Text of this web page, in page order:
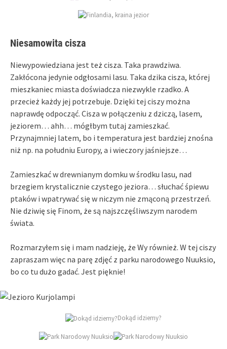
Niesamowita cisza
Niewypowiedziana jest też cisza. Taka prawdziwa.
Zakłócona jedynie odgłosami lasu. Taka dzika cisza, której
mieszkaniec miasta doświadcza niezwykle rzadko. A
przecież każdy jej potrzebuje. Dzięki tej ciszy można
naprawdę odpocząć. Cisza w połączeniu z dziczą, lasem,
jeziorem… ahh… mógłbym tutaj zamieszkać.
Przynajmniej latem, bo i temperatura jest bardziej znośna
niż np. na południu Europy, a i wieczory jaśniejsze…
Zamieszkać w drewnianym domku w środku lasu, nad
brzegiem krystalicznie czystego jeziora… słuchać śpiewu
ptaków i wpatrywać się w niczym nie zmąconą przestrzeń.
Nie dziwię się Finom, że są najszczęśliwszym narodem
świata.
Rozmarzyłem się i mam nadzieję, że Wy również. W tej ciszy
zapraszam więc na parę zdjęć z parku narodowego Nuuksio,
bo co tu dużo gadać. Jest pięknie!
Dokąd idziemy?